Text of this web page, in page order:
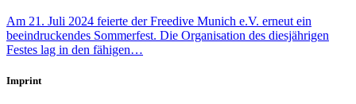
Am 21. Juli 2024 feierte der Freedive Munich e.V. erneut ein
beeindruckendes Sommerfest. Die Organisation des diesjährigen
Festes lag in den fähigen…
Imprint